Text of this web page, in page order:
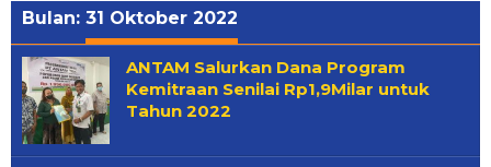
Bulan: 31 Oktober 2022
ANTAM Salurkan Dana Program
Kemitraan Senilai Rp1,9Milar untuk
Tahun 2022